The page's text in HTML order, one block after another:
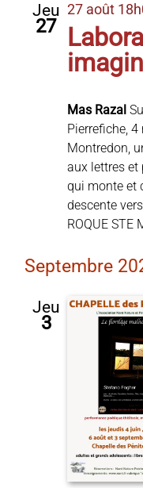
Jeu
27
27 août
Mas Razal
Pierrefiche,
Montredon,
aux lettres et
qui monte et
descente
ROQUE STE
Septembre
Jeu
3